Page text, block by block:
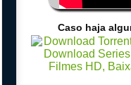
Caso haja